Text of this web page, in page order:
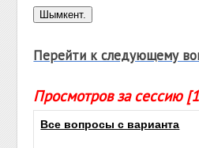
Перейти к следующему
Просмотров за сессию
Все вопросы с варианта